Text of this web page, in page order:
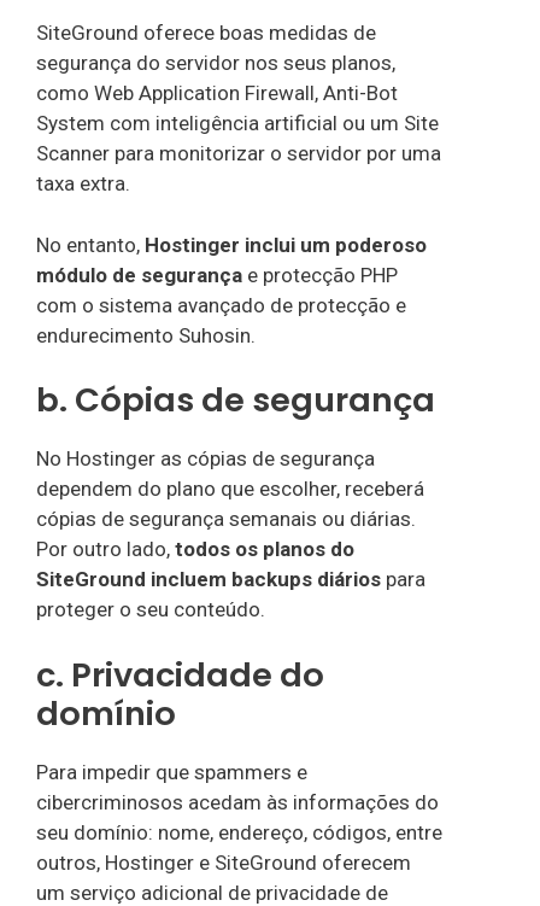
SiteGround oferece boas medidas de
segurança do servidor nos seus planos,
como Web Application Firewall, Anti-Bot
System com inteligência artificial ou um Site
Scanner para monitorizar o servidor por uma
taxa extra.
No entanto, Hostinger inclui um poderoso
módulo de segurança e protecção PHP
com o sistema avançado de protecção e
endurecimento Suhosin.
b. Cópias de segurança
No Hostinger as cópias de segurança
dependem do plano que escolher, receberá
cópias de segurança semanais ou diárias.
Por outro lado, todos os planos do
SiteGround incluem backups diários para
proteger o seu conteúdo.
c. Privacidade do
domínio
Para impedir que spammers e
cibercriminosos acedam às informações do
seu domínio: nome, endereço, códigos, entre
outros, Hostinger e SiteGround oferecem
um serviço adicional de privacidade de